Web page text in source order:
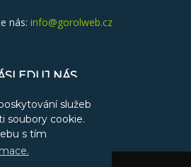
nás: info@gorolweb.cz
NÁS
služeb
soubory cookie.
s tím